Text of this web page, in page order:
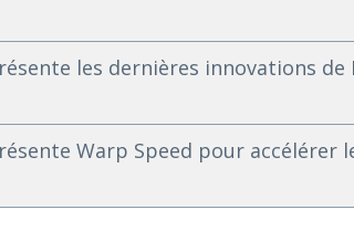
les dernières innovations
Warp Speed pour accélérer